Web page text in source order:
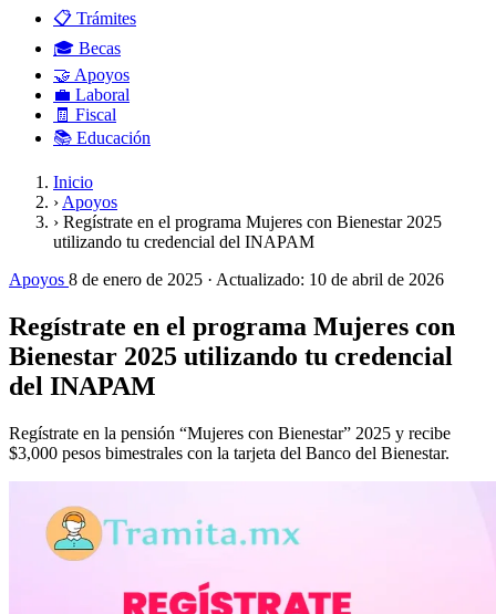
📋 Trámites
🎓 Becas
🤝 Apoyos
💼 Laboral
🧾 Fiscal
📚 Educación
Inicio
› Apoyos
› Regístrate en el programa Mujeres con Bienestar 2025
utilizando tu credencial del INAPAM
Apoyos 8 de enero de 2025 · Actualizado: 10 de abril de 2026
Regístrate en el programa Mujeres con
Bienestar 2025 utilizando tu credencial
del INAPAM
Regístrate en la pensión “Mujeres con Bienestar” 2025 y recibe
$3,000 pesos bimestrales con la tarjeta del Banco del Bienestar.